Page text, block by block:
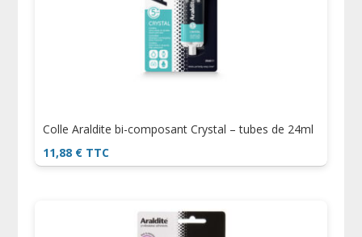
Colle Araldite bi-composant Crystal – tubes de 24ml
11,88 € TTC